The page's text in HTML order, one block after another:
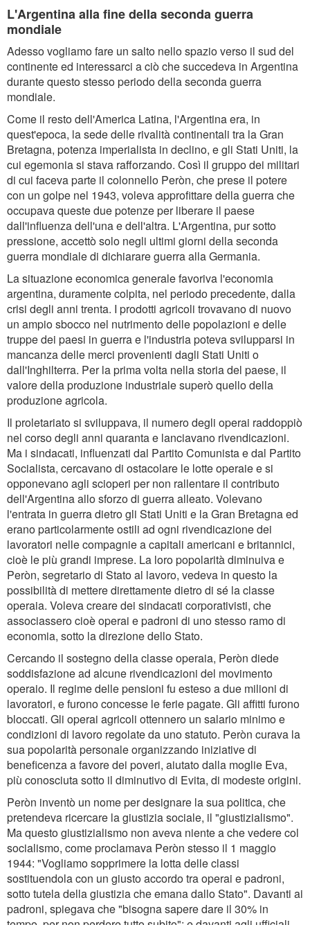
L'Argentina alla fine della seconda guerra
mondiale
Adesso vogliamo fare un salto nello spazio verso il sud del
continente ed interessarci a ciò che succedeva in Argentina
durante questo stesso periodo della seconda guerra
mondiale.
Come il resto dell'America Latina, l'Argentina era, in
quest'epoca, la sede delle rivalità continentali tra la Gran
Bretagna, potenza imperialista in declino, e gli Stati Uniti, la
cui egemonia si stava rafforzando. Così il gruppo dei militari
di cui faceva parte il colonnello Peròn, che prese il potere
con un golpe nel 1943, voleva approfittare della guerra che
occupava queste due potenze per liberare il paese
dall'influenza dell'una e dell'altra. L'Argentina, pur sotto
pressione, accettò solo negli ultimi giorni della seconda
guerra mondiale di dichiarare guerra alla Germania.
La situazione economica generale favoriva l'economia
argentina, duramente colpita, nel periodo precedente, dalla
crisi degli anni trenta. I prodotti agricoli trovavano di nuovo
un ampio sbocco nel nutrimento delle popolazioni e delle
truppe dei paesi in guerra e l'industria poteva svilupparsi in
mancanza delle merci provenienti dagli Stati Uniti o
dall'Inghilterra. Per la prima volta nella storia del paese, il
valore della produzione industriale superò quello della
produzione agricola.
Il proletariato si sviluppava, il numero degli operai raddoppiò
nel corso degli anni quaranta e lanciavano rivendicazioni.
Ma i sindacati, influenzati dal Partito Comunista e dal Partito
Socialista, cercavano di ostacolare le lotte operaie e si
opponevano agli scioperi per non rallentare il contributo
dell'Argentina allo sforzo di guerra alleato. Volevano
l'entrata in guerra dietro gli Stati Uniti e la Gran Bretagna ed
erano particolarmente ostili ad ogni rivendicazione dei
lavoratori nelle compagnie a capitali americani e britannici,
cioè le più grandi imprese. La loro popolarità diminuiva e
Peròn, segretario di Stato al lavoro, vedeva in questo la
possibilità di mettere direttamente dietro di sé la classe
operaia. Voleva creare dei sindacati corporativisti, che
associassero cioè operai e padroni di uno stesso ramo di
economia, sotto la direzione dello Stato.
Cercando il sostegno della classe operaia, Peròn diede
soddisfazione ad alcune rivendicazioni del movimento
operaio. Il regime delle pensioni fu esteso a due milioni di
lavoratori, e furono concesse le ferie pagate. Gli affitti furono
bloccati. Gli operai agricoli ottennero un salario minimo e
condizioni di lavoro regolate da uno statuto. Peròn curava la
sua popolarità personale organizzando iniziative di
beneficenza a favore dei poveri, aiutato dalla moglie Eva,
più conosciuta sotto il diminutivo di Evita, di modeste origini.
Peròn inventò un nome per designare la sua politica, che
pretendeva ricercare la giustizia sociale, il "giustizialismo".
Ma questo giustizialismo non aveva niente a che vedere col
socialismo, come proclamava Peròn stesso il 1 maggio
1944: "Vogliamo sopprimere la lotta delle classi
sostituendola con un giusto accordo tra operai e padroni,
sotto tutela della giustizia che emana dallo Stato". Davanti ai
padroni, spiegava che "bisogna sapere dare il 30% in